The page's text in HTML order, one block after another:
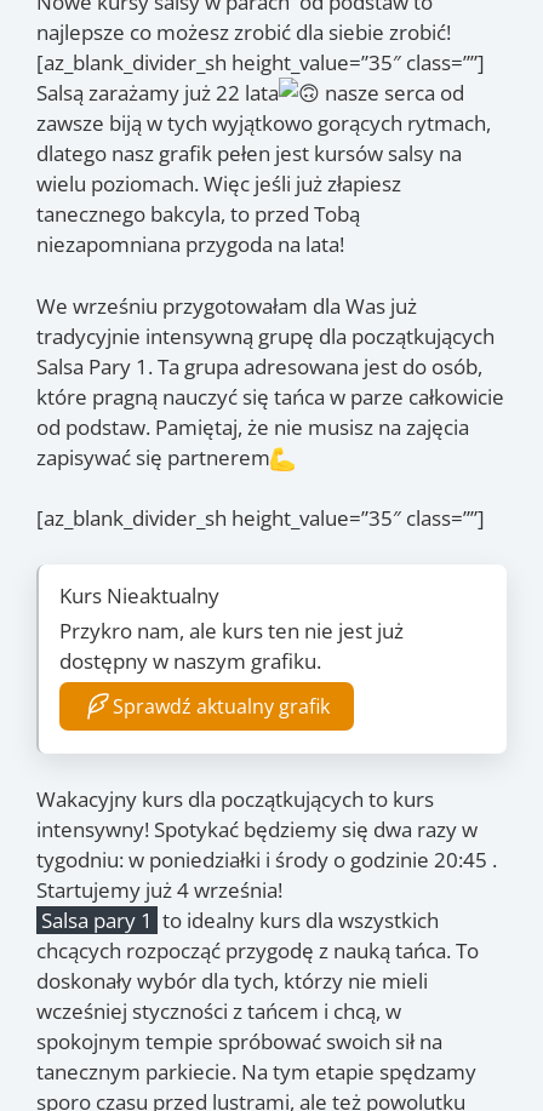
najlepsze co możesz zrobić dla siebie zrobić!
[az_blank_divider_sh height_value=”35″ class=””]
Salsą zarażamy już 22 lata
nasze serca od
zawsze biją w tych wyjątkowo gorących rytmach,
dlatego nasz grafik pełen jest kursów salsy na
wielu poziomach. Więc jeśli już złapiesz
tanecznego bakcyla, to przed Tobą
niezapomniana przygoda na lata!
We wrześniu przygotowałam dla Was już
tradycyjnie intensywną grupę dla początkujących
Salsa Pary 1. Ta grupa adresowana jest do osób,
które pragną nauczyć się tańca w parze całkowicie
od podstaw. Pamiętaj, że nie musisz na zajęcia
zapisywać się partnerem
[az_blank_divider_sh height_value=”35″ class=””]
Kurs Nieaktualny
Przykro nam, ale kurs ten nie jest już
dostępny w naszym grafiku.
Sprawdź aktualny grafik
Wakacyjny kurs dla początkujących to kurs
intensywny! Spotykać będziemy się dwa razy w
tygodniu: w poniedziałki i środy o godzinie 20:45 .
Startujemy już 4 września!
Salsa pary 1 to idealny kurs dla wszystkich
chcących rozpocząć przygodę z nauką tańca. To
doskonały wybór dla tych, którzy nie mieli
wcześniej styczności z tańcem i chcą, w
spokojnym tempie spróbować swoich sił na
tanecznym parkiecie. Na tym etapie spędzamy
sporo czasu przed lustrami, ale też powolutku